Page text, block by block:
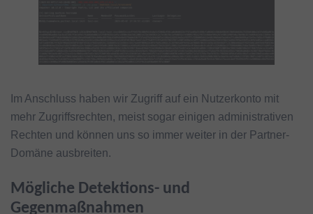
Im Anschluss haben wir Zugriff auf ein Nutzerkonto mit
mehr Zugriffsrechten, meist sogar einigen administrativen
Rechten und können uns so immer weiter in der Partner-
Domäne ausbreiten.
Mögliche Detektions- und
Gegenmaßnahmen